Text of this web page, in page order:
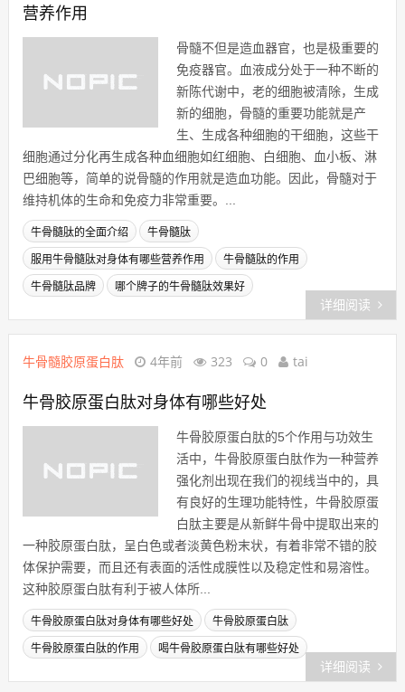
营养作用
骨髓不但是造血器官，也是极重要的
免疫器官。血液成分处于一种不断的
新陈代谢中，老的细胞被清除，生成
新的细胞，骨髓的重要功能就是产
生、生成各种细胞的干细胞，这些干
细胞通过分化再生成各种血细胞如红细胞、白细胞、血小板、淋
巴细胞等，简单的说骨髓的作用就是造血功能。因此，骨髓对于
维持机体的生命和免疫力非常重要。...
牛骨髓肽的全面介绍 牛骨髓肽
服用牛骨髓肽对身体有哪些营养作用 牛骨髓肽的作用
牛骨髓肽品牌 哪个牌子的牛骨髓肽效果好
详细阅读
牛骨髓胶原蛋白肽 4年前 323 0 tai
牛骨胶原蛋白肽对身体有哪些好处
牛骨胶原蛋白肽的5个作用与功效生
活中，牛骨胶原蛋白肽作为一种营养
强化剂出现在我们的视线当中的，具
有良好的生理功能特性，牛骨胶原蛋
白肽主要是从新鲜牛骨中提取出来的
一种胶原蛋白肽，‍呈白色或者淡黄色粉末状，有着非常不错的胶
体保护需要，而且还有表面的活性成膜性以及稳定性和易溶性。
这种胶原蛋白肽有利于被人体所...
牛骨胶原蛋白肽对身体有哪些好处 牛骨胶原蛋白肽
牛骨胶原蛋白肽的作用 喝牛骨胶原蛋白肽有哪些好处
详细阅读